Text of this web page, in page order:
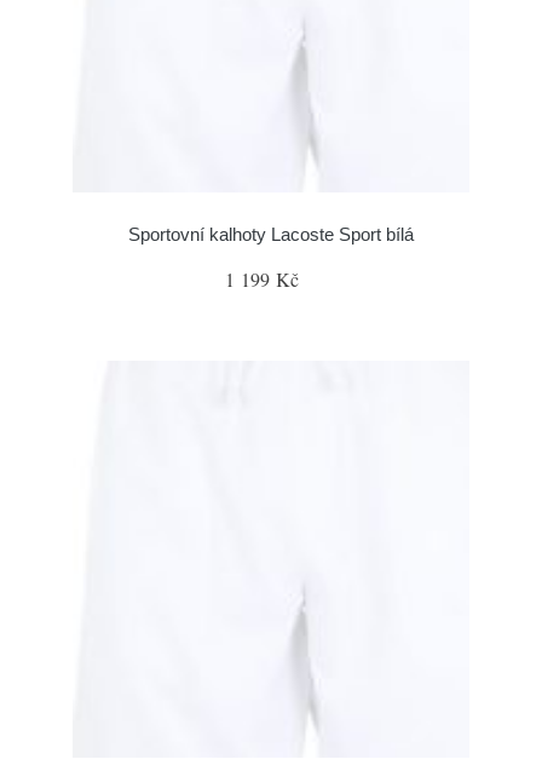
Sportovní kalhoty Lacoste Sport bílá
1 199 Kč